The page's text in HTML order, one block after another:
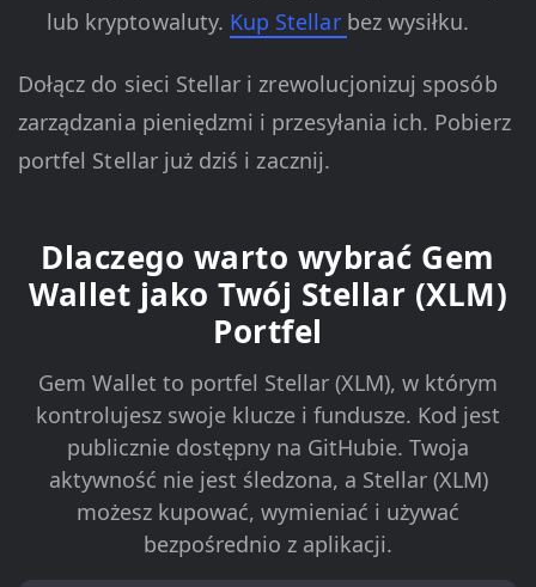
lub kryptowaluty. Kup Stellar bez wysiłku.
Dołącz do sieci Stellar i zrewolucjonizuj sposób
zarządzania pieniędzmi i przesyłania ich. Pobierz
portfel Stellar już dziś i zacznij.
Dlaczego warto wybrać Gem
Wallet jako Twój Stellar (XLM)
Portfel
Gem Wallet to portfel Stellar (XLM), w którym
kontrolujesz swoje klucze i fundusze. Kod jest
publicznie dostępny na GitHubie. Twoja
aktywność nie jest śledzona, a Stellar (XLM)
możesz kupować, wymieniać i używać
bezpośrednio z aplikacji.